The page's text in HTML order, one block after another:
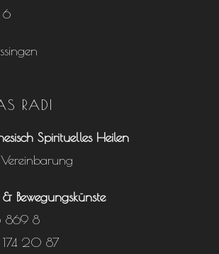
6
RADI
­Spirituelles Heilen
Bewegungskünste
869 8
20 87